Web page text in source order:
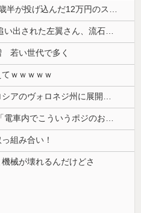
「見ていた側が払うのが筋」1歳半が投げ込んだ12万円のスマホ、半額提示した母親は冷たい？
【ニュース】 広島記念公園を追い出された左翼さん、流石にキモすぎて炎上
若い世代で多く
ｗｗｗｗｗ
北朝鮮の弾道ミサイル部隊、ロシアのヴォロネジ州に展開か…北朝鮮は本質的にウクライナと戦争状態に！
【画像】 まんさん、ブチ切れ「電車内でこういうポジのおじ、ガチでイラネ」→
組み合い！
械が壊れるんだけどさ